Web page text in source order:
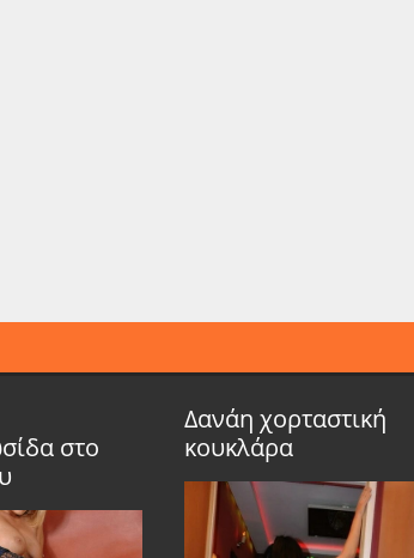
στο
Δανάη χορταστική
κουκλάρα